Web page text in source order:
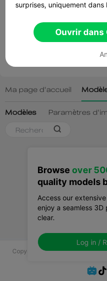
Copyright © 2025 Shenzhen
 
Browse over
quality models
Access our
enjoy a seamless
clear.
Log in /
surprises, uniquement
Ouvrir dans